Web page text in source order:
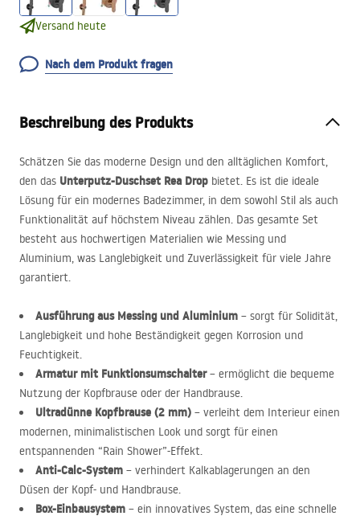
Versand heute
Nach dem Produkt fragen
Beschreibung des Produkts
Schätzen Sie das moderne Design und den alltäglichen Komfort,
den das Unterputz-Duschset Rea Drop bietet. Es ist die ideale
Lösung für ein modernes Badezimmer, in dem sowohl Stil als auch
Funktionalität auf höchstem Niveau zählen. Das gesamte Set
besteht aus hochwertigen Materialien wie Messing und
Aluminium, was Langlebigkeit und Zuverlässigkeit für viele Jahre
garantiert.
Ausführung aus Messing und Aluminium – sorgt für Solidität,
Langlebigkeit und hohe Beständigkeit gegen Korrosion und
Feuchtigkeit.
Armatur mit Funktionsumschalter– ermöglicht die bequeme
Nutzung der Kopfbrause oder der Handbrause.
Ultradünne Kopfbrause (2 mm) – verleiht dem Interieur einen
modernen, minimalistischen Look und sorgt für einen
entspannenden “Rain Shower”-Effekt.
Anti-Calc-System – verhindert Kalkablagerungen an den
Düsen der Kopf- und Handbrause.
Box-Einbausystem – ein innovatives System, das eine schnelle